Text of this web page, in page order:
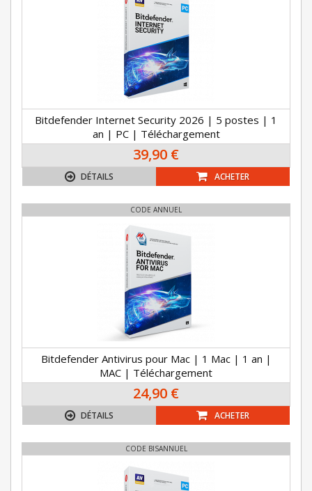
Bitdefender Internet Security 2026 | 5 postes | 1
an | PC | Téléchargement
39,90 €
DÉTAILS ACHETER
CODE ANNUEL
Bitdefender Antivirus pour Mac | 1 Mac | 1 an |
MAC | Téléchargement
24,90 €
DÉTAILS ACHETER
CODE BISANNUEL